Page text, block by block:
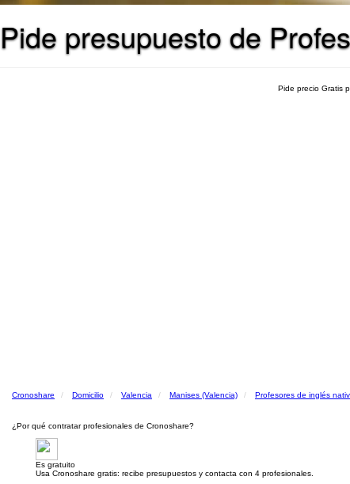
Pide presupuesto de
Pide precio Gratis
Cronoshare Domicilio Valencia Manises (Valencia) Profesores de inglés
¿Por qué contratar profesionales de Cronoshare?
Es gratuito
Usa Cronoshare gratis: recibe presupuestos y contacta con 4 profesionales.